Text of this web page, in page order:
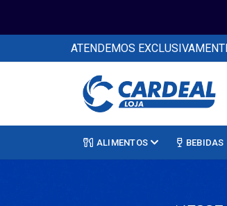
ATENDEMOS
ALIMENTOS BEBIDAS